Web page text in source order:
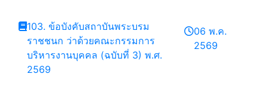
103. ข้อบังคับสถาบันพระบรม
ราชชนก ว่าด้วยคณะกรรมการ
บริหารงานบุคคล (ฉบับที่ 3) พ.ศ.
2569
06 พ.ค.
2569